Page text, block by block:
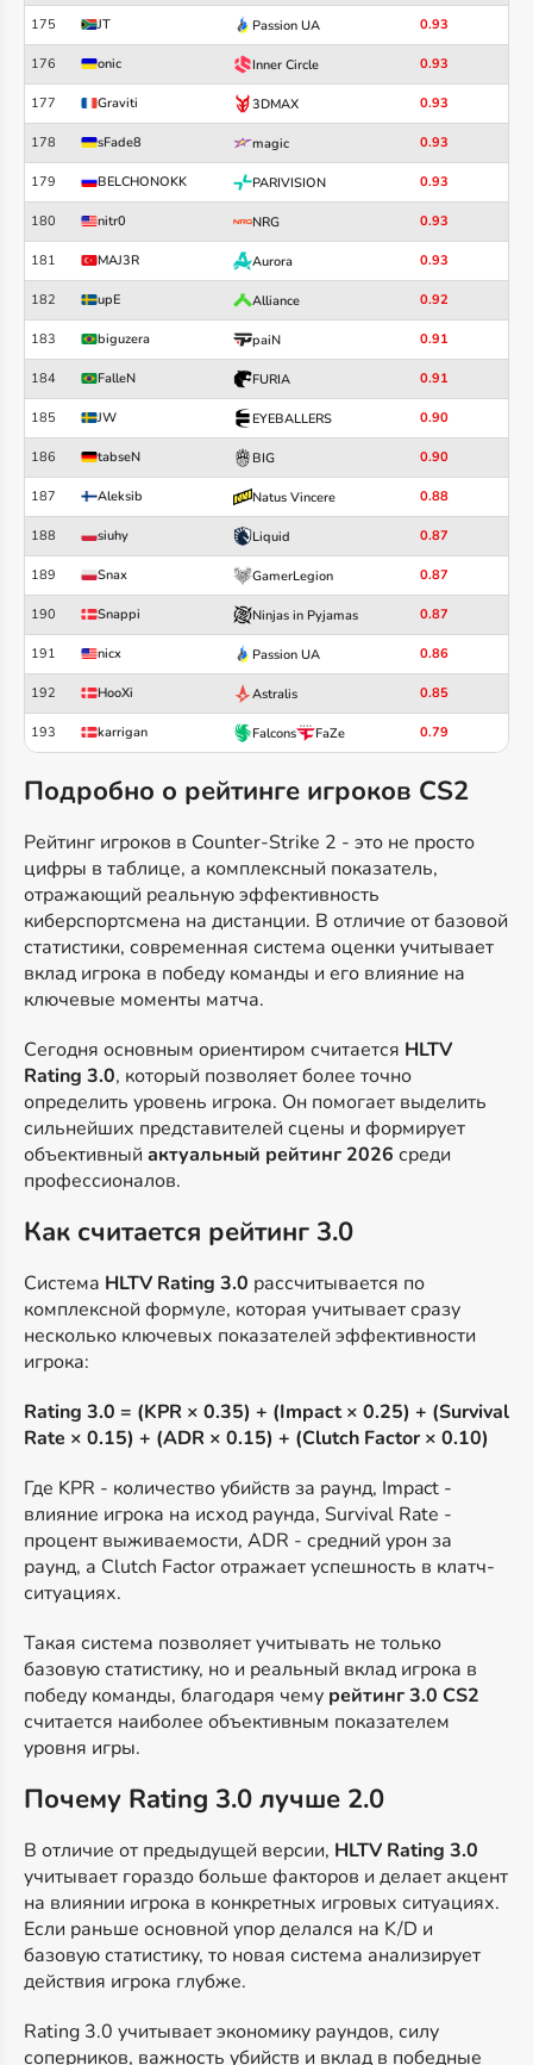
175 JT Passion UA 0.93
176 onic Inner Circle 0.93
177 Graviti 3DMAX 0.93
178 sFade8 magic 0.93
179 BELCHONOKK PARIVISION 0.93
180 nitr0 NRG 0.93
181 MAJ3R Aurora 0.93
182 upE Alliance 0.92
183 biguzera paiN 0.91
184 FalleN FURIA 0.91
185 JW EYEBALLERS 0.90
186 tabseN BIG 0.90
187 Aleksib Natus Vincere 0.88
188 siuhy Liquid 0.87
189 Snax GamerLegion 0.87
190 Snappi Ninjas in Pyjamas 0.87
191 nicx Passion UA 0.86
192 HooXi Astralis 0.85
193 karrigan Falcons FaZe 0.79
Подробно о рейтинге игроков CS2
Рейтинг игроков в Counter-Strike 2 - это не просто
цифры в таблице, а комплексный показатель,
отражающий реальную эффективность
киберспортсмена на дистанции. В отличие от базовой
статистики, современная система оценки учитывает
вклад игрока в победу команды и его влияние на
ключевые моменты матча.
Сегодня основным ориентиром считается HLTV
Rating 3.0, который позволяет более точно
определить уровень игрока. Он помогает выделить
сильнейших представителей сцены и формирует
объективный актуальный рейтинг 2026 среди
профессионалов.
Как считается рейтинг 3.0
Система HLTV Rating 3.0 рассчитывается по
комплексной формуле, которая учитывает сразу
несколько ключевых показателей эффективности
игрока:
Rating 3.0 = (KPR × 0.35) + (Impact × 0.25) + (Survival
Rate × 0.15) + (ADR × 0.15) + (Clutch Factor × 0.10)
Где KPR - количество убийств за раунд, Impact -
влияние игрока на исход раунда, Survival Rate -
процент выживаемости, ADR - средний урон за
раунд, а Clutch Factor отражает успешность в клатч-
ситуациях.
Такая система позволяет учитывать не только
базовую статистику, но и реальный вклад игрока в
победу команды, благодаря чему рейтинг 3.0 CS2
считается наиболее объективным показателем
уровня игры.
Почему Rating 3.0 лучше 2.0
В отличие от предыдущей версии, HLTV Rating 3.0
учитывает гораздо больше факторов и делает акцент
на влиянии игрока в конкретных игровых ситуациях.
Если раньше основной упор делался на K/D и
базовую статистику, то новая система анализирует
действия игрока глубже.
Rating 3.0 учитывает экономику раундов, силу
соперников, важность убийств и вклад в победные